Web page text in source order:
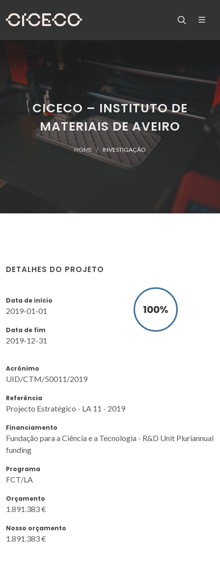
CICECO – INSTITUTO DE
MATERIAIS DE AVEIRO
HOME INVESTIGAÇÃO
DETALHES DO PROJETO
Data de início
2019-01-01
Data de fim
2019-12-31
100%
Acrónimo
UID/CTM/50011/2019
Referência
Projecto Estratégico - LA 11 - 2019
Financiamento
Fundação para a Ciência e a Tecnologia - R&D Unit Pluriannual
funding
Programa
FCT/LA
Orçamento
1.891.383 €
Nosso orçamento
1.891.383 €